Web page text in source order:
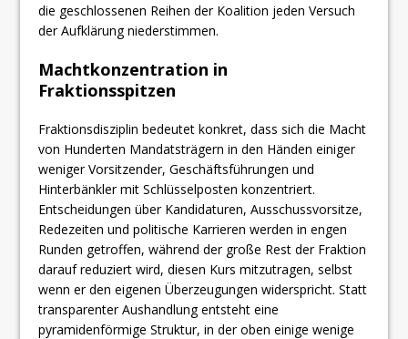
die geschlossenen Reihen der Koalition jeden Versuch
der Aufklärung niederstimmen.
​Machtkonzentration in
Fraktionsspitzen
Fraktionsdisziplin bedeutet konkret, dass sich die Macht
von Hunderten Mandatsträgern in den Händen einiger
weniger Vorsitzender, Geschäftsführungen und
Hinterbänkler mit Schlüsselposten konzentriert.
Entscheidungen über Kandidaturen, Ausschussvorsitze,
Redezeiten und politische Karrieren werden in engen
Runden getroffen, während der große Rest der Fraktion
darauf reduziert wird, diesen Kurs mitzutragen, selbst
wenn er den eigenen Überzeugungen widerspricht. Statt
transparenter Aushandlung entsteht eine
pyramidenförmige Struktur, in der oben einige wenige